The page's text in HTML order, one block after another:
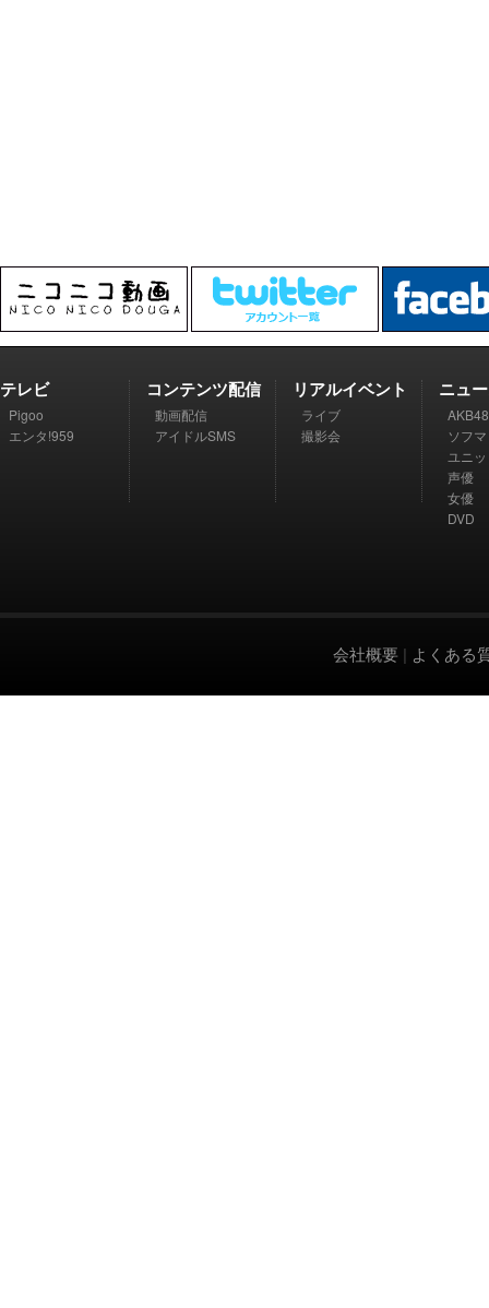
テレビ
Pigoo
エンタ!959
コンテンツ配信
動画配信
アイドルSMS
リアルイベント
ライブ
撮影会
ニュ
AKB48
ソフ
ユニ
声優
女優
DVD
会社概要 | よくある